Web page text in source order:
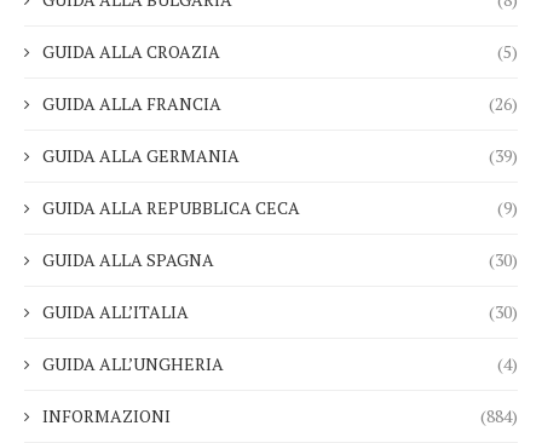
GUIDA ALLA CROAZIA (5)
GUIDA ALLA FRANCIA (26)
GUIDA ALLA GERMANIA (39)
GUIDA ALLA REPUBBLICA CECA (9)
GUIDA ALLA SPAGNA (30)
GUIDA ALL’ITALIA (30)
GUIDA ALL’UNGHERIA (4)
INFORMAZIONI (884)